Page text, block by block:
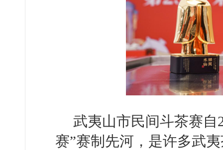
武夷山市民间斗茶赛自
赛”赛制先河，是许多武